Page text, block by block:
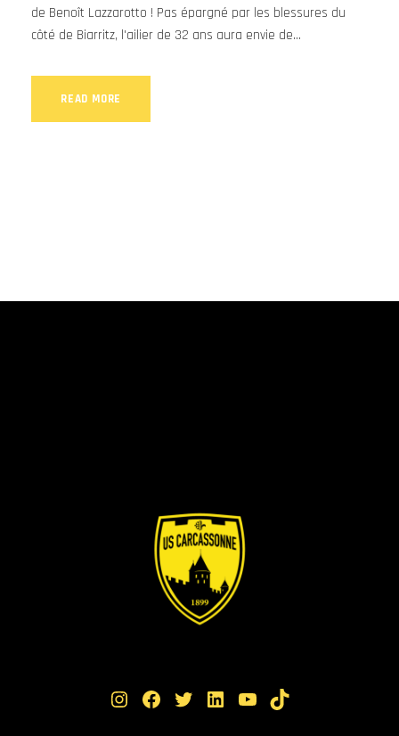
de Benoît Lazzarotto ! Pas épargné par les blessures du
côté de Biarritz, l'ailier de 32 ans aura envie de...
READ MORE
Instagram Facebook Twitter LinkedIn YouTube TikTok